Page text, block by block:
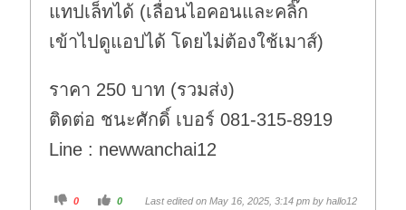
แทปเล็ทได้ (เลื่อนไอคอนและคลิ๊ก
เข้าไปดูแอปได้ โดยไม่ต้องใช้เมาส์)
ราคา 250 บาท (รวมส่ง)
ติดต่อ ชนะศักดิ์ เบอร์ 081-315-8919
Line : newwanchai12
C 0
C 0 Last edited on May 16, 2025, 3:14 pm by hallo12